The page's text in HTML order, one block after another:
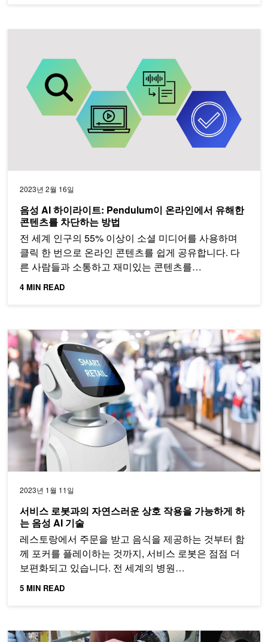
2023년 2월 16일
음성 AI 하이라이트: Pendulum이 온라인에서 유해한
콘텐츠를 차단하는 방법
전 세계 인구의 55% 이상이 소셜 미디어를 사용하며
클릭 한 번으로 온라인 콘텐츠를 쉽게 공유합니다. 다
른 사람들과 소통하고 재미있는 콘텐츠를…
4 MIN READ
2023년 1월 11일
서비스 로봇과의 자연스러운 상호 작용을 가능하게 하
는 음성 AI 기술
레스토랑에서 주문을 받고 음식을 제공하는 것부터 함
께 포커를 플레이하는 것까지, 서비스 로봇은 점점 더
보편화되고 있습니다. 전 세계의 병원…
5 MIN READ
서비스 로봇과의 자연스러운 상호 작용을 가능하게 하는 음성 AI
2022년 NVIDIA에서 준비한 기술 데모 세션 총정리!